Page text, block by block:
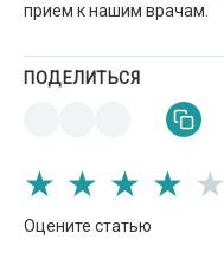
прием к нашим врачам.
ПОДЕЛИТЬСЯ
★
★ ★
★ ★
★ ★
★ ★
★
Оцените статью